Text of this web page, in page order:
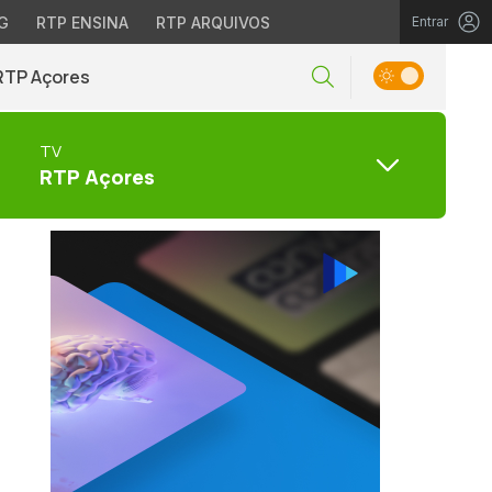
RTP ENSINA RTP ARQUIVOS Entrar
Açores
TV
RTP Açores